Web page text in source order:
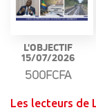
L'OBJECTIF
15/07/2026
500FCFA
Les lecteurs de